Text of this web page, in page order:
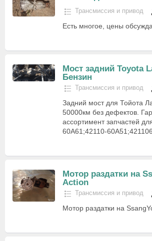
Трансмиссия и привод
Есть многое, цены
Мост задний Toyota
Бензин
Трансмиссия и привод
Задний мост для Тойота
50000км без дефектов.
ассортимент запчастей
60A61;42110-
Мотор раздатки на
Action
Трансмиссия и привод
Мотор раздатки на